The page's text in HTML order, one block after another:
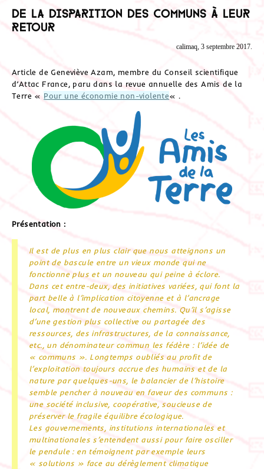
De la disparition des Communs à leur
retour
calimaq, 3 septembre 2017.
Article de Geneviève Azam, membre du Conseil scientifique
d’Attac France, paru dans la revue annuelle des Amis de la
Terre « Pour une économie non-violente« .
Présentation :
Il est de plus en plus clair que nous atteignons un
point de bascule entre un vieux monde qui ne
fonctionne plus et un nouveau qui peine à éclore.
Dans cet entre-deux, des initiatives variées, qui font la
part belle à l’implication citoyenne et à l’ancrage
local, montrent de nouveaux chemins. Qu’il s’agisse
d’une gestion plus collective ou partagée des
ressources, des infrastructures, de la connaissance,
etc., un dénominateur commun les fédère : l’idée de
« communs ». Longtemps oubliés au profit de
l’exploitation toujours accrue des humains et de la
nature par quelques-uns, le balancier de l’histoire
semble pencher à nouveau en faveur des communs :
une société inclusive, coopérative, soucieuse de
préserver le fragile équilibre écologique.
Les gouvernements, institutions internationales et
multinationales s’entendent aussi pour faire osciller
le pendule : en témoignent par exemple leurs
« solutions » face au dérèglement climatique